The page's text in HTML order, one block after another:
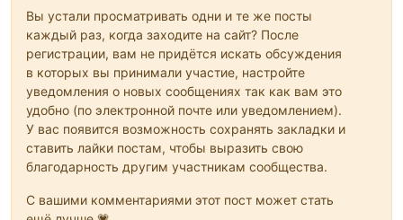
Вы устали просматривать одни и те же посты
каждый раз, когда заходите на сайт? После
регистрации, вам не придётся искать обсуждения
в которых вы принимали участие, настройте
уведомления о новых сообщениях так как вам это
удобно (по электронной почте или уведомлением).
У вас появится возможность сохранять закладки и
ставить лайки постам, чтобы выразить свою
благодарность другим участникам сообщества.
С вашими комментариями этот пост может стать